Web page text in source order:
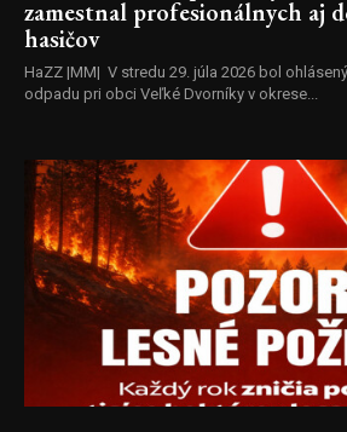
zamestnal profesionálnych aj
hasičov
HaZZ |MM| V stredu 29. júla 2026 bol
odpadu pri obci Veľké Dvorníky v okrese...